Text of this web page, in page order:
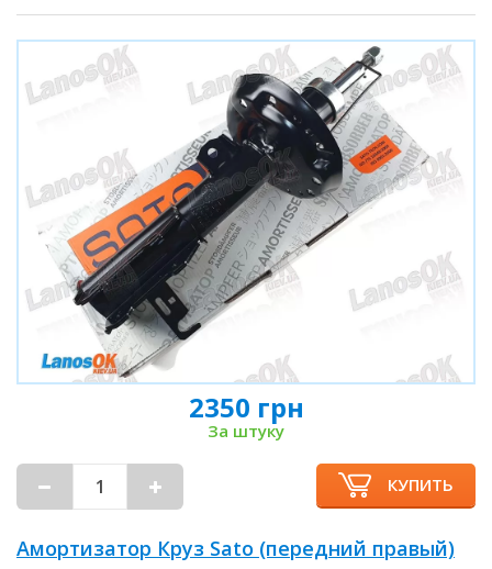
2350 грн
За штуку
КУПИТЬ
Амортизатор Круз Sato (передний правый)